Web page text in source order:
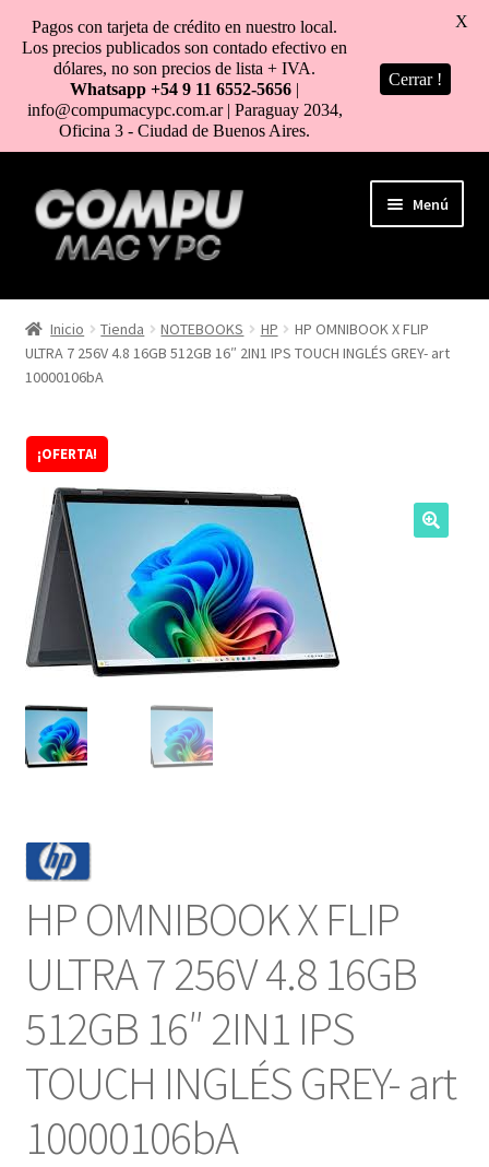
al
contenido
Menú
HOME
TIENDA
MI CUENTA
NOSOTROS
SERVICIOS
CONTACTO
Inicio Tienda NOTEBOOKS HP
HP OMNIBOOK X FLIP
ULTRA 7 256V 4.8 16GB 512GB 16″ 2IN1 IPS TOUCH INGLÉS GREY- art
10000106bA
¡OFERTA!
HP OMNIBOOK X FLIP
ULTRA 7 256V 4.8 16GB
512GB 16″ 2IN1 IPS
TOUCH INGLÉS GREY- art
10000106bA
Pagos con tarjeta de crédito en nuestro local.
Los precios publicados son contado efectivo en
dólares, no son precios de lista + IVA.
Whatsapp +54 9 11 6552-5656 |
info@compumacypc.com.ar | Paraguay 2034,
Oficina 3 - Ciudad de Buenos Aires.
Cerrar !
X